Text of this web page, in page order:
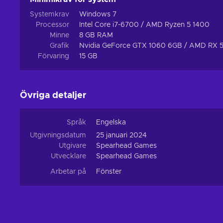
Systemkrav
Windows 7
Processor
Intel Core i7-6700 / AMD Ryzen 5 1400
Minne
8 GB RAM
Grafik
Nvidia GeForce GTX 1060 6GB / AMD RX
Förvaring
15 GB
Övriga detaljer
Språk
Engelska
Utgivningsdatum
25 januari 2024
Utgivare
Spearhead Games
Utvecklare
Spearhead Games
Arbetar på Fönster